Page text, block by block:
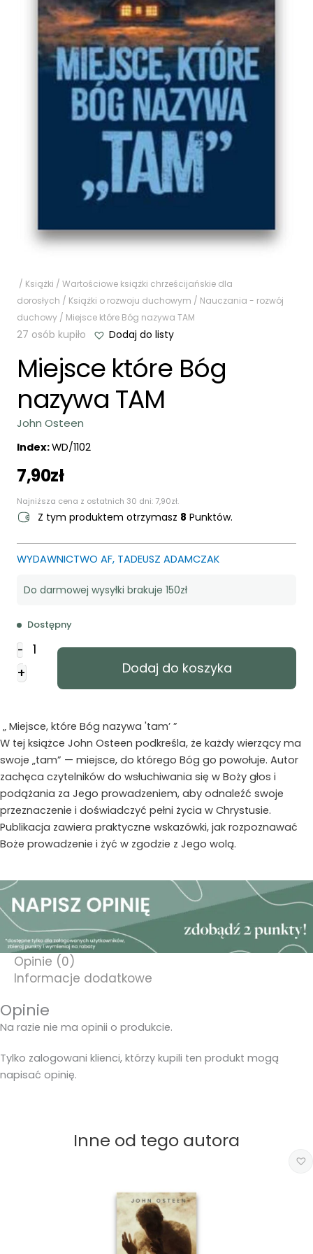
/ Książki / Wartościowe książki chrześcijańskie dla
dorosłych / Książki o rozwoju duchowym / Nauczania - rozwój
duchowy / Miejsce które Bóg nazywa TAM
27 osób kupiło Dodaj do listy
Miejsce które Bóg
nazywa TAM
John Osteen
Index:WD/1102
7,90zł
Najniższa cena z ostatnich 30 dni: 7,90zł.
Z tym produktem otrzymasz 8 Punktów.
WYDAWNICTWO AF, TADEUSZ ADAMCZAK
Do darmowej wysyłki brakuje 150zł
Dostępny
-
Miejsce
które
TAM
+ Dodaj do koszyka
„ Miejsce, które Bóg nazywa 'tam’ ”
W tej książce John Osteen podkreśla, że każdy wierzący ma
swoje „tam” — miejsce, do którego Bóg go powołuje. Autor
zachęca czytelników do wsłuchiwania się w Boży głos i
podążania za Jego prowadzeniem, aby odnaleźć swoje
przeznaczenie i doświadczyć pełni życia w Chrystusie.
Publikacja zawiera praktyczne wskazówki, jak rozpoznawać
Boże prowadzenie i żyć w zgodzie z Jego wolą.​
Opinie (0)
Informacje dodatkowe
Opinie
Na razie nie ma opinii o produkcie.
Tylko zalogowani klienci, którzy kupili ten produkt mogą
napisać opinię.
Inne od tego autora